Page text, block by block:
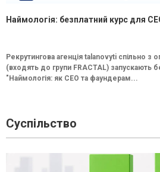
Наймологія: безплатний курс для
Рекрутингова агенція talanovyti спільно
(входять до групи FRACTAL) запускають
"Наймологія: як СEO та фаундерам...
Суспільство